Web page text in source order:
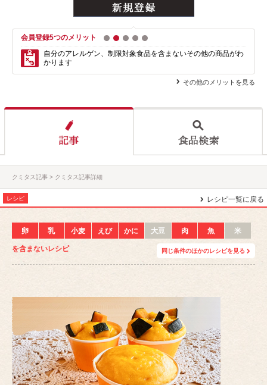
会員登録5つのメリット 1 2 3 4
自分のアレルゲン、制限対象食品を含まないその他の商品がわ
かります
その他のメリットを見る
クミタス記事 クミタス記事詳細
レシピ レシピ一覧に戻る
卵 乳 小麦 えび かに 大豆 肉 魚 米
を含まないレシピ 同じ条件のほかのレシピを見る